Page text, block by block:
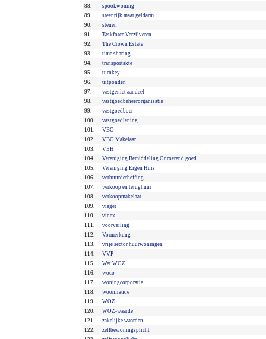
88.
spookwoning
89.
steenrijk maar geldarm
90.
stenen
91.
Taskforce Verzilveren
92.
The Crown Estate
93.
time sharing
94.
transportakte
95.
turnkey
96.
uitponden
97.
vastgeniet aandeel
98.
vastgoedbeheerorganisatie
99.
vastgoedboer
100.
vastgoedlening
101.
VBO
102.
VBO Makelaar
103.
VEH
104.
Vereniging Bemiddeling Onroerend goed
105.
Vereniging Eigen Huis
106.
verhuurderheffing
107.
verkoop en terughuur
108.
verkoopmakelaar
109.
viager
110.
vinex
111.
voorveiling
112.
Vormerkung
113.
vrije sector huurwoningen
114.
VVP
115.
Wet WOZ
116.
woco
117.
woningcorporatie
118.
woonfraude
119.
WOZ
120.
WOZ-waarde
121.
zakelijke waarden
122.
zelfbewoningsplicht